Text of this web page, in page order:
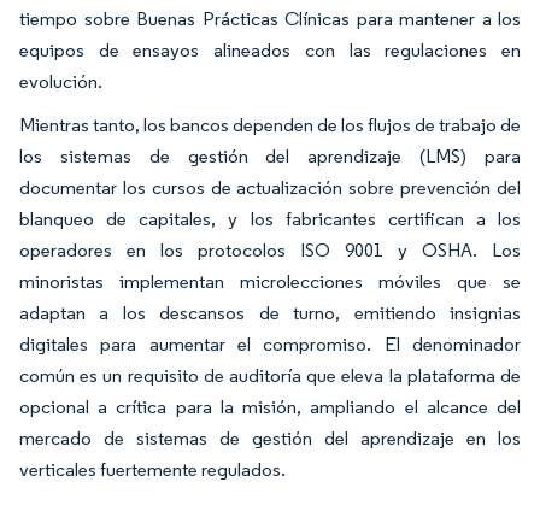
tiempo sobre Buenas Prácticas Clínicas para mantener a los
equipos de ensayos alineados con las regulaciones en
evolución.
Mientras tanto, los bancos dependen de los flujos de trabajo de
los sistemas de gestión del aprendizaje (LMS) para
documentar los cursos de actualización sobre prevención del
blanqueo de capitales, y los fabricantes certifican a los
operadores en los protocolos ISO 9001 y OSHA. Los
minoristas implementan microlecciones móviles que se
adaptan a los descansos de turno, emitiendo insignias
digitales para aumentar el compromiso. El denominador
común es un requisito de auditoría que eleva la plataforma de
opcional a crítica para la misión, ampliando el alcance del
mercado de sistemas de gestión del aprendizaje en los
verticales fuertemente regulados.